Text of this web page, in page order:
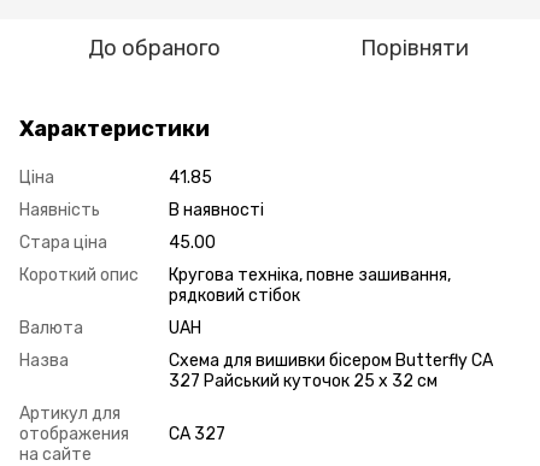
До обраного Порівняти
Характеристики
Ціна
41.85
Наявність
В наявності
Стара ціна
45.00
Короткий опис
Кругова техніка, повне зашивання,
рядковий стібок
Валюта
UAH
Назва
Схема для вишивки бісером Butterfly СА
327 Райський куточок 25 х 32 см
Артикул для
отображения
на сайте
СА 327